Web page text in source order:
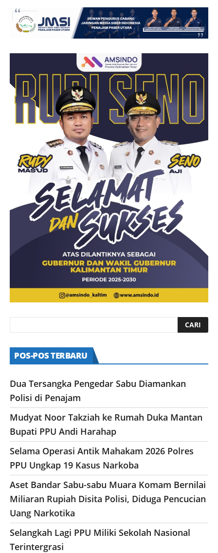
POS-POS TERBARU
Dua Tersangka Pengedar Sabu Diamankan
Polisi di Penajam
Mudyat Noor Takziah ke Rumah Duka Mantan
Bupati PPU Andi Harahap
Selama Operasi Antik Mahakam 2026 Polres
PPU Ungkap 19 Kasus Narkoba
Aset Bandar Sabu-sabu Muara Komam Bernilai
Miliaran Rupiah Disita Polisi, Diduga Pencucian
Uang Narkotika
Selangkah Lagi PPU Miliki Sekolah Nasional
Terintergrasi